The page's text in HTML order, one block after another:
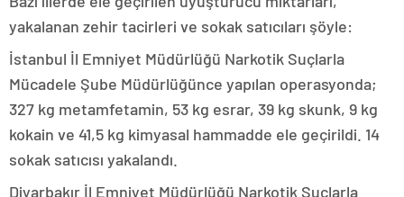
yakalanan zehir tacirleri ve sokak satıcıları şöyle:
İstanbul İl Emniyet Müdürlüğü Narkotik Suçlarla
Mücadele Şube Müdürlüğünce yapılan operasyonda;
327 kg metamfetamin, 53 kg esrar, 39 kg skunk, 9 kg
kokain ve 41,5 kg kimyasal hammadde ele geçirildi. 14
sokak satıcısı yakalandı.
Diyarbakır İl Emniyet Müdürlüğü Narkotik Suçlarla